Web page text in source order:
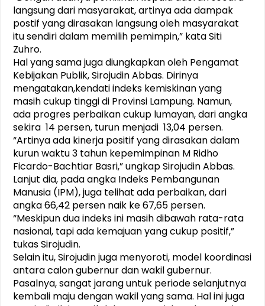
langsung dari masyarakat, artinya ada dampak
postif yang dirasakan langsung oleh masyarakat
itu sendiri dalam memilih pemimpin,” kata Siti
Zuhro.
Hal yang sama juga diungkapkan oleh Pengamat
Kebijakan Publik, Sirojudin Abbas. Dirinya
mengatakan,kendati indeks kemiskinan yang
masih cukup tinggi di Provinsi Lampung. Namun,
ada progres perbaikan cukup lumayan, dari angka
sekira 14 persen, turun menjadi 13,04 persen.
“Artinya ada kinerja positif yang dirasakan dalam
kurun waktu 3 tahun kepemimpinan M Ridho
Ficardo-Bachtiar Basri,” ungkap Sirojudin Abbas.
Lanjut dia, pada angka Indeks Pembangunan
Manusia (IPM), juga telihat ada perbaikan, dari
angka 66,42 persen naik ke 67,65 persen.
“Meskipun dua indeks ini masih dibawah rata-rata
nasional, tapi ada kemajuan yang cukup positif,”
tukas Sirojudin.
Selain itu, Sirojudin juga menyoroti, model koordinasi
antara calon gubernur dan wakil gubernur.
Pasalnya, sangat jarang untuk periode selanjutnya
kembali maju dengan wakil yang sama. Hal ini juga